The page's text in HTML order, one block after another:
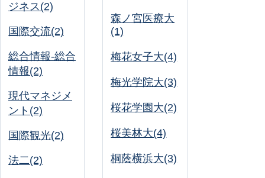
ジネス(2)
国際交流(2)
総合情報-総合
情報(2)
現代マネジメ
ント(2)
国際観光(2)
法二(2)
森ノ宮医療大
(1)
梅花女子大(4)
梅光学院大(3)
桜花学園大(2)
桜美林大(4)
桐蔭横浜大(3)